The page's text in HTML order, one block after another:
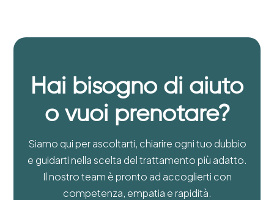
Hai bisogno di aiuto
o vuoi prenotare?
Siamo qui per ascoltarti, chiarire ogni tuo dubbio
e guidarti nella scelta del trattamento più adatto.
Il nostro team è pronto ad accoglierti con
competenza, empatia e rapidità.